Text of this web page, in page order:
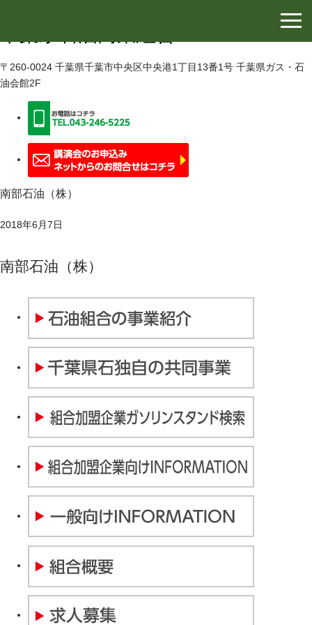
〒260-0024 千葉県千葉市中央区中央港1丁目13番1号 千葉県ガス・石
油会館2F
南部石油（株）
2018年6月7日
南部石油（株）